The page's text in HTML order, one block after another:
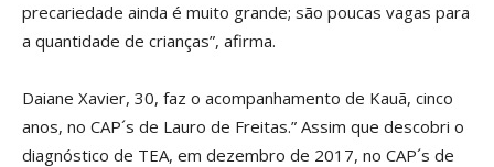
precariedade ainda é muito grande; são poucas vagas para
a quantidade de crianças”, afirma.
Daiane Xavier, 30, faz o acompanhamento de Kauã, cinco
anos, no CAP´s de Lauro de Freitas.” Assim que descobri o
diagnóstico de TEA, em dezembro de 2017, no CAP´s de